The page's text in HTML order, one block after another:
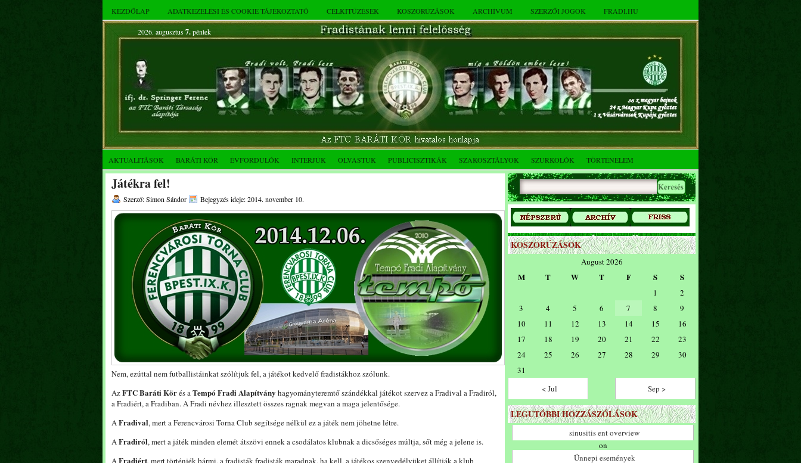
KEZDŐLAP ADATKEZELÉSI ÉS COOKIE TÁJÉKOZTATÓ CÉLKITŰZÉSEK KOSZORÚZÁSOK ARCHÍVUM SZERZŐI JOGOK FRADI.HU
2026. augusztus 7.péntek
AKTUALITÁSOK BARÁTI KÖR ÉVFORDULÓK INTERJÚK OLVASTUK PUBLICISZTIKÁK SZAKOSZTÁLYOK SZURKOLÓK TÖRTÉNELEM
Játékra fel!
Szerző: Simon Sándor Bejegyzés ideje: 2014. november 10.
Nem, ezúttal nem futballistáinkat szólítjuk fel, a játékot kedvelő fradistákhoz szólunk.
AzFTC Baráti Körés aTempó Fradi Alapítvány hagyományteremtő szándékkal játékot szervez a Fradival a Fradiról,
a Fradiért, a Fradiban. A Fradi névhez illesztett összes ragnak megvan a maga jelentősége.
AFradival, mert a Ferencvárosi Torna Club segítsége nélkül ez a játék nem jöhetne létre.
AFradiról, mert a játék minden elemét átszövi ennek a csodálatos klubnak a dicsőséges múltja, sőt még a jelene is.
AFradiért, mert történjék bármi, a fradisták fradisták maradnak, ha kell, a játékos szenvedélyüket állítják a klub
KOSZORÚZÁSOK
August 2026
M T W T F S S
1
2
3
4 5 6 7 8
9
10
11 12 13 14 15
16
17
18 19 20 21 22
23
24
25 26 27 28 29
30
31
< Jul
Sep >
LEGUTÓBBI HOZZÁSZÓLÁSOK
sinusitis ent overview
on
Ünnepi események